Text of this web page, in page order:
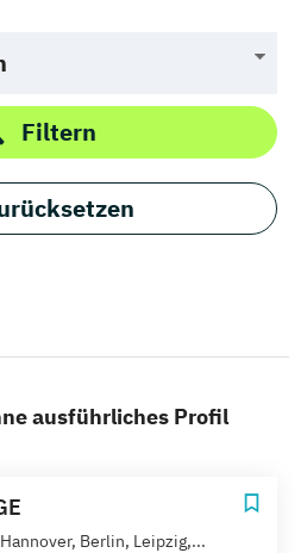
Filtern
ausführliches Profil
Berlin, Leipzig,...